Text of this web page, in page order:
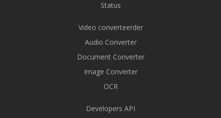
Status
Video converteerder
Audio Converter
Document Converter
Image Converter
OCR
Developers API